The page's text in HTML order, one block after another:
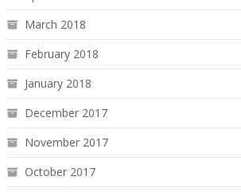
March 2018
February 2018
January 2018
December 2017
November 2017
October 2017